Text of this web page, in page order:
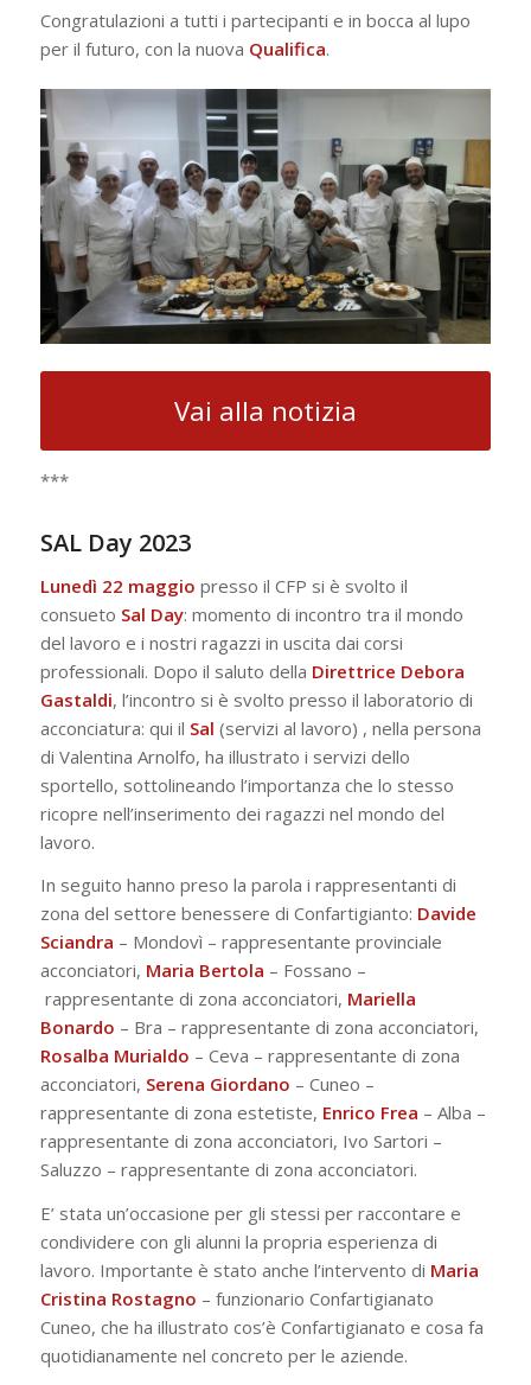
Congratulazioni a tutti i partecipanti e in bocca al lupo
per il futuro, con la nuova Qualifica.
Vai alla notizia
***
SAL Day 2023
Lunedì 22 maggio presso il CFP si è svolto il
consueto Sal Day: momento di incontro tra il mondo
del lavoro e i nostri ragazzi in uscita dai corsi
professionali. Dopo il saluto della Direttrice Debora
Gastaldi, l’incontro si è svolto presso il laboratorio di
acconciatura: qui il Sal (servizi al lavoro) , nella persona
di Valentina Arnolfo, ha illustrato i servizi dello
sportello, sottolineando l’importanza che lo stesso
ricopre nell’inserimento dei ragazzi nel mondo del
lavoro.
In seguito hanno preso la parola i rappresentanti di
zona del settore benessere di Confartigianto: Davide
Sciandra – Mondovì – rappresentante provinciale
acconciatori, Maria Bertola – Fossano –
rappresentante di zona acconciatori, Mariella
Bonardo – Bra – rappresentante di zona acconciatori,
Rosalba Murialdo – Ceva – rappresentante di zona
acconciatori, Serena Giordano – Cuneo –
rappresentante di zona estetiste, Enrico Frea – Alba –
rappresentante di zona acconciatori, Ivo Sartori –
Saluzzo – rappresentante di zona acconciatori.
E’ stata un’occasione per gli stessi per raccontare e
condividere con gli alunni la propria esperienza di
lavoro. Importante è stato anche l’intervento di Maria
Cristina Rostagno – funzionario Confartigianato
Cuneo, che ha illustrato cos’è Confartigianato e cosa fa
quotidianamente nel concreto per le aziende.